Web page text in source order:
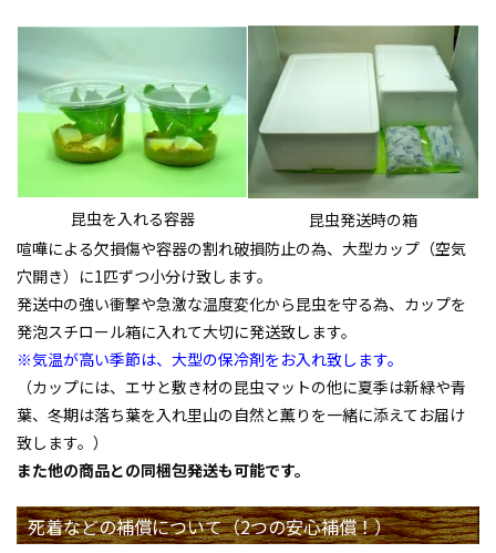
昆虫を入れる容器
昆虫発送時の箱
喧嘩による欠損傷や容器の割れ破損防止の為、大型カップ（空気
穴開き）に1匹ずつ小分け致します。
発送中の強い衝撃や急激な温度変化から昆虫を守る為、カップを
発泡スチロール箱に入れて大切に発送致します。
※気温が高い季節は、大型の保冷剤をお入れ致します。
（カップには、エサと敷き材の昆虫マットの他に夏季は新緑や青
葉、冬期は落ち葉を入れ里山の自然と薫りを一緒に添えてお届け
致します。）
また他の商品との同梱包発送も可能です。
死着などの補償について（2つの安心補償！）